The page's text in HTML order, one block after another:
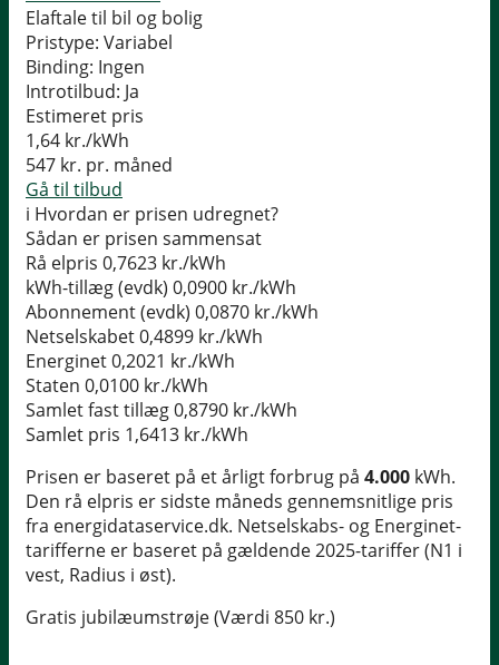
Elaftale til bil og bolig
Pristype: Variabel
Binding: Ingen
Introtilbud: Ja
Estimeret pris
1,64 kr./kWh
547 kr. pr. måned
Gå til tilbud
i Hvordan er prisen udregnet?
Sådan er prisen sammensat
Rå elpris 0,7623 kr./kWh
kWh-tillæg (evdk) 0,0900 kr./kWh
Abonnement (evdk) 0,0870 kr./kWh
Netselskabet0,4899 kr./kWh
Energinet0,2021 kr./kWh
Staten 0,0100 kr./kWh
Samlet fast tillæg0,8790 kr./kWh
Samlet pris 1,6413 kr./kWh
Prisen er baseret på et årligt forbrug på 4.000 kWh.
Den rå elpris er sidste måneds gennemsnitlige pris
fra energidataservice.dk. Netselskabs- og Energinet-
tarifferne er baseret på gældende 2025-tariffer (N1 i
vest, Radius i øst).
Gratis jubilæumstrøje (Værdi 850 kr.)